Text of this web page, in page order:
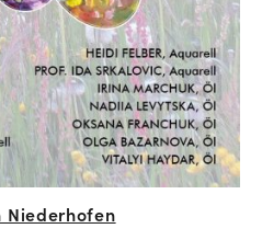
Niederhofen